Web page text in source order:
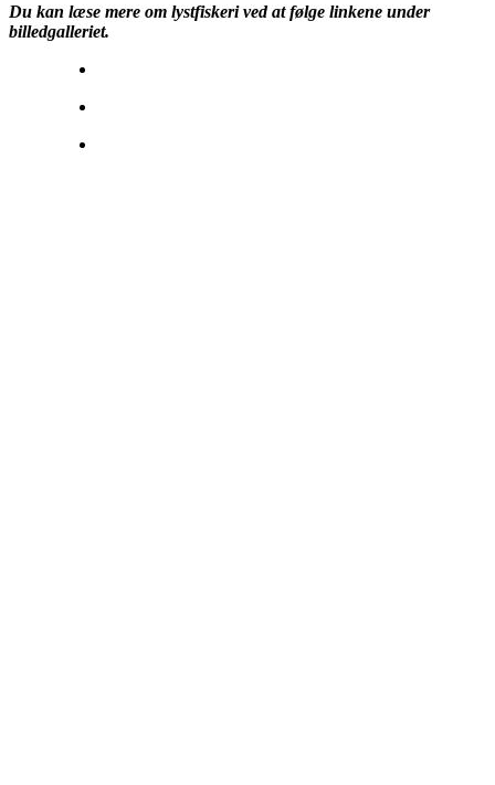
Du kan læse mere om lystfiskeri ved at følge linkene under
billedgalleriet.